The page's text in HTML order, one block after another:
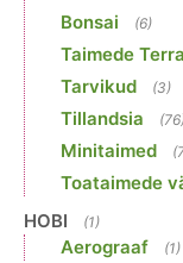
Bonsai (6)
Taimede
Tarvikud (3)
Tillandsia
Minitaimed
Toataimede
HOBI (1)
Aerograaf (1)